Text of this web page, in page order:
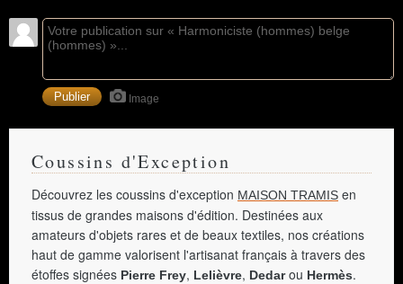
Image
Coussins d'Exception
Découvrez les coussins d'exception MAISON TRAMIS en
tissus de grandes maisons d'édition. Destinées aux
amateurs d'objets rares et de beaux textiles, nos créations
haut de gamme valorisent l'artisanat français à travers des
étoffes signées Pierre Frey, Lelièvre, Dedarou Hermès.